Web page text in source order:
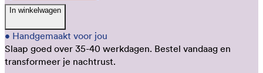
In winkelwagen
• Handgemaakt voor jou
Slaap goed over 35-40 werkdagen. Bestel vandaag en
transformeer je nachtrust.